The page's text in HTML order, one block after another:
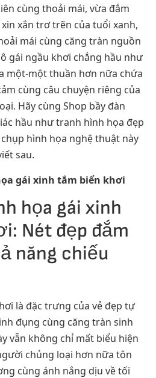
cùng thoải mái, vừa đắm
xắn trơ trẽn của tuổi xanh,
mái cùng căng tràn nguồn
gái ngầu khơi chẳng hầu như
một-một thuần hơn nữa chứa
cùng câu chuyện riêng của
Hãy cùng Shop bầy đàn
hầu như tranh hình họa đẹp
hình họa nghệ thuật này
sau.
gái xinh tắm biển khơi
họa gái xinh
Nét đẹp đắm
năng chiếu
là đặc trưng của vẻ đẹp tự
đụng cùng căng tràn sinh
vẫn không chỉ mất biểu hiện
chủng loại hơn nữa tôn
cùng ánh nắng dịu về tối